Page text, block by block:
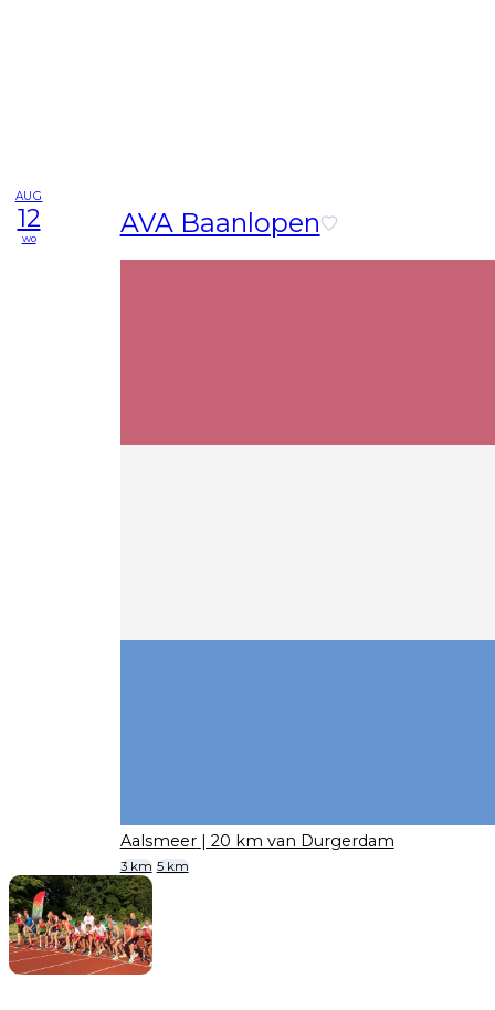
AUG
12
wo AVA Baanlopen
Aalsmeer | 20 km van Durgerdam
3 km 5 km